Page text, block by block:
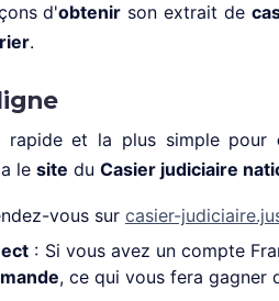
d'obtenir son extrait de
.
rapide et la plus simple pour
le site du Casier judiciaire
vous sur casier-
: Si vous avez un compte
, ce qui vous fera gagner